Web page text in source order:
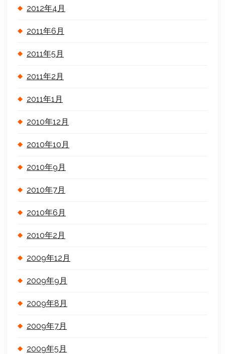
2012年4月
2011年6月
2011年5月
2011年2月
2011年1月
2010年12月
2010年10月
2010年9月
2010年7月
2010年6月
2010年2月
2009年12月
2009年9月
2009年8月
2009年7月
2009年5月